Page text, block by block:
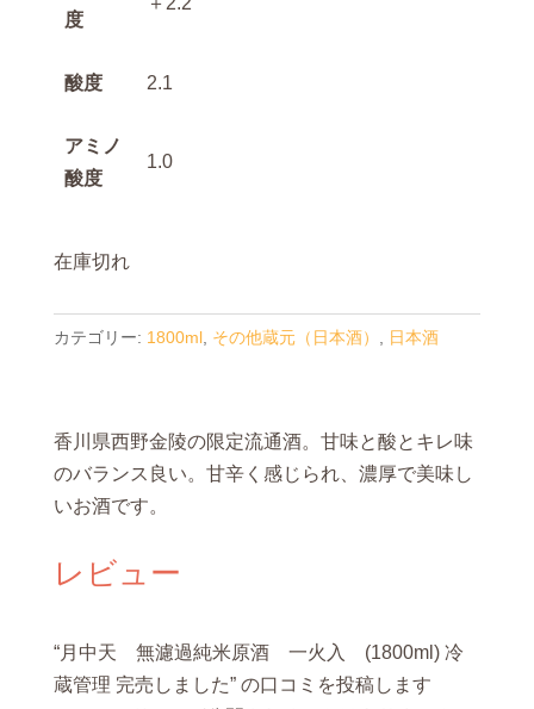
度
酸度 2.1
アミノ
酸度
1.0
在庫切れ
カテゴリー: 1800ml, その他蔵元（日本酒） 日本酒
香川県西野金陵の限定流通酒。甘味と酸とキレ味
のバランス良い。甘辛く感じられ、濃厚で美味し
いお酒です。
レビュー
“月中天 無濾過純米原酒 一火入 (1800ml) 冷
蔵管理 完売しました” の口コミを投稿します